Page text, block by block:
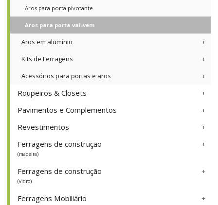
Aros para porta pivotante
Aros para porta vai-vem
Aros em alumínio
Kits de Ferragens
Acessórios para portas e aros
Roupeiros & Closets
Pavimentos e Complementos
Revestimentos
Ferragens de construção
(madeira)
Ferragens de construção
(vidro)
Ferragens Mobiliário